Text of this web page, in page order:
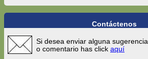
Contáctenos
Si desea enviar alguna sugerencia
o comentario has click aquí